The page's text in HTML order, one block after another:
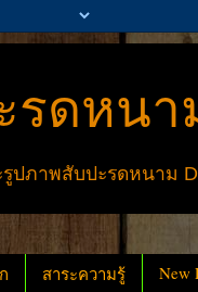
รดหน
ปภาพสับปะรดหนาม
สาระความรู้ New